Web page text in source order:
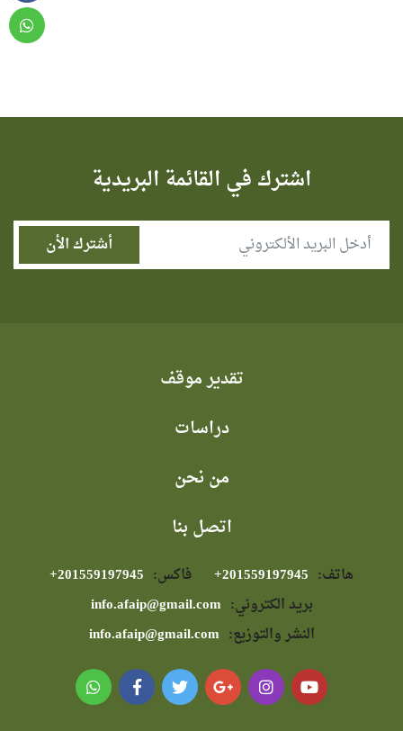
اشترك في القائمة البريدية
تقدير موقف
دراسات
من نحن
اتصل بنا
هاتف: فاكس:
بريد الكتروني: info.afaip@gmail.com
النشر والتوزيع: info.afaip@gmail.com